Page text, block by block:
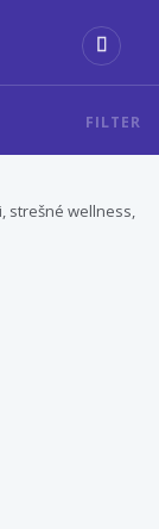
FILTER
strešné wellness,